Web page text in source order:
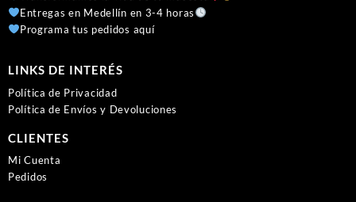
Entregas en Medellín en 3-4 horas
Programa tus pedidos aquí
LINKS DE INTERÉS
Política de Privacidad
Política de Envíos y Devoluciones
CLIENTES
Mi Cuenta
Pedidos